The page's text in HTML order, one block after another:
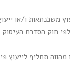
משכנתאות ו/או
תחליף